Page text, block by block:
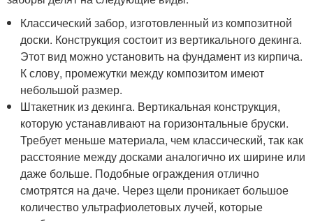
Классический забор, изготовленный из композитной
доски. Конструкция состоит из вертикального декинга.
Этот вид можно установить на фундамент из кирпича.
К слову, промежутки между композитом имеют
небольшой размер.
Штакетник из декинга. Вертикальная конструкция,
которую устанавливают на горизонтальные бруски.
Требует меньше материала, чем классический, так как
расстояние между досками аналогично их ширине или
даже больше. Подобные ограждения отлично
смотрятся на даче. Через щели проникает большое
количество ультрафиолетовых лучей, которые